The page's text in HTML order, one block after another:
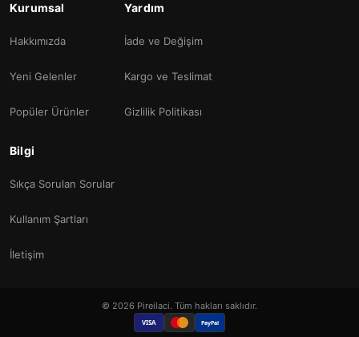
Kurumsal
Hakkımızda
Yeni Gelenler
Popüler Ürünler
Yardım
İade ve Değişim
Kargo ve Teslimat
Gizlilik Politikası
Bilgi
Sıkça Sorulan Sorular
Kullanım Şartları
İletişim
© 2026 Pireilaci. Tüm hakları saklıdır.
VISA PayPal